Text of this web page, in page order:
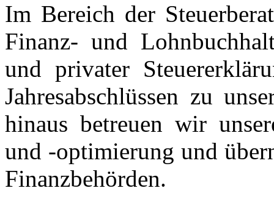
Im Bereich der
Finanz- und
und privater
Jahresabschlüssen zu
hinaus betreuen wir
und -optimierung und
Finanzbehörden.